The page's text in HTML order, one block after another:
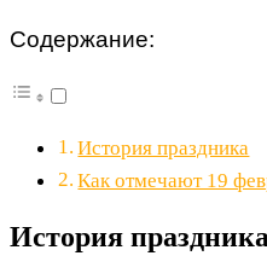
Содержание:
История праздника
Как отмечают 19
История праздника